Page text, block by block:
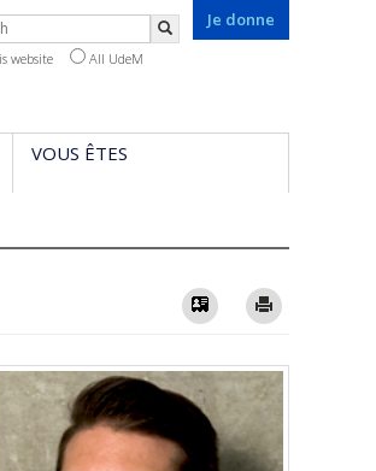
Je donne
website All UdeM
VOUS ÊTES
Vcard